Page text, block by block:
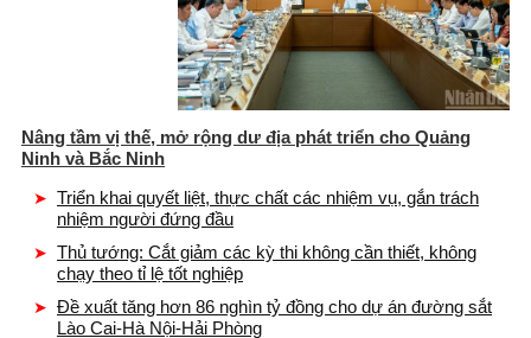
Nâng tầm vị thế, mở rộng dư địa phát triển cho Quảng
Ninh và Bắc Ninh
Triển khai quyết liệt, thực chất các nhiệm vụ, gắn trách
nhiệm người đứng đầu
Thủ tướng: Cắt giảm các kỳ thi không cần thiết, không
chạy theo tỉ lệ tốt nghiệp
Đề xuất tăng hơn 86 nghìn tỷ đồng cho dự án đường sắt
Lào Cai-Hà Nội-Hải Phòng